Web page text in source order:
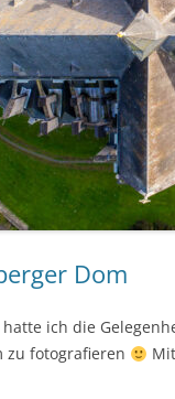
Dom
ich die
zu fotografieren